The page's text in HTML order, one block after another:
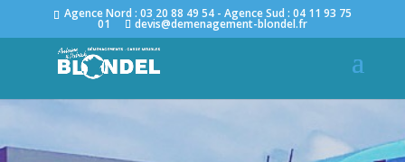
Agence Nord : 03 20 88 49 54 - Agence Sud : 04 11 93 75
01 devis@demenagement-blondel.fr